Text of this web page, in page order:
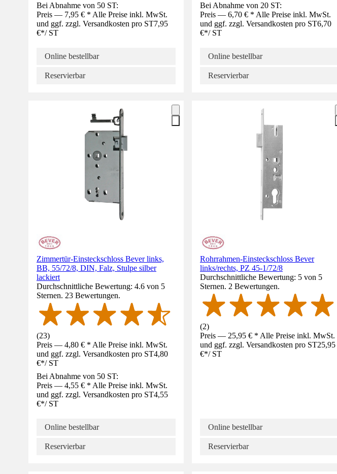
Bei Abnahme von 50 ST:
Preis — 7,95 € * Alle Preise inkl. MwSt.
und ggf. zzgl. Versandkosten pro ST7,95
€*/ ST
Online bestellbar
Reservierbar
Bei Abnahme von 20 ST:
Preis — 6,70 € * Alle Preise inkl. MwSt.
und ggf. zzgl. Versandkosten pro ST6,70
€*/ ST
Online bestellbar
Reservierbar
Zimmertür-Einsteckschloss Bever links,
BB, 55/72/8, DIN, Falz, Stulpe silber
lackiert
Durchschnittliche Bewertung: 4.6 von 5
Sternen. 23 Bewertungen.
(23)
Preis — 4,80 € * Alle Preise inkl. MwSt.
und ggf. zzgl. Versandkosten pro ST4,80
€*/ ST
Bei Abnahme von 50 ST:
Preis — 4,55 € * Alle Preise inkl. MwSt.
und ggf. zzgl. Versandkosten pro ST4,55
€*/ ST
Online bestellbar
Reservierbar
Rohrrahmen-Einsteckschloss Bever
links/rechts, PZ 45-1/72/8
Durchschnittliche Bewertung: 5 von 5
Sternen. 2 Bewertungen.
(2)
Preis — 25,95 € * Alle Preise inkl. MwSt.
und ggf. zzgl. Versandkosten pro ST25,95
€*/ ST
Online bestellbar
Reservierbar